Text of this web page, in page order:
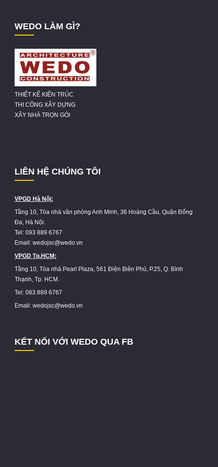
WEDO LÀM GÌ?
THIẾT KẾ KIẾN TRÚC
THI CÔNG XÂY DỰNG
XÂY NHÀ TRỌN GÓI
LIÊN HỆ CHÚNG TÔI
VPGD Hà Nội:
Tầng 10, Tòa nhà văn phòng Anh Minh, 36 Hoàng Cầu, Quận Đống
Đa, Hà Nội.
Tel: 093 889 6767
Email: wedojsc@wedo.vn
VPGD Tp.HCM:
Tầng 10, Tòa nhà Pearl Plaza, 561 Điện Biên Phủ, P.25, Q. Bình
Thạnh, Tp. HCM.
Tel: 083 889 6767
Email: wedojsc@wedo.vn
KẾT NỐI VỚI WEDO QUA FB